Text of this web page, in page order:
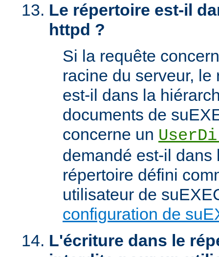
Le répertoire est-il
httpd ?
Si la requête
racine du serveur,
est-il dans la
documents de
concerne un
demandé est-il dans
répertoire défini
utilisateur de
configuration de
L'écriture dans le